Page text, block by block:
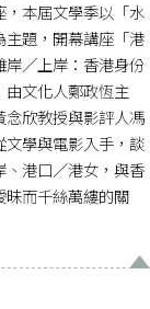
，本屆文學季以「水
主題，開幕講座「港
岸／上岸：香港身份
由文化人鄭政恆主
念欣教授與影評人馮
文學與電影入手，談
、港口／港女，與香
昧而千絲萬縷的關